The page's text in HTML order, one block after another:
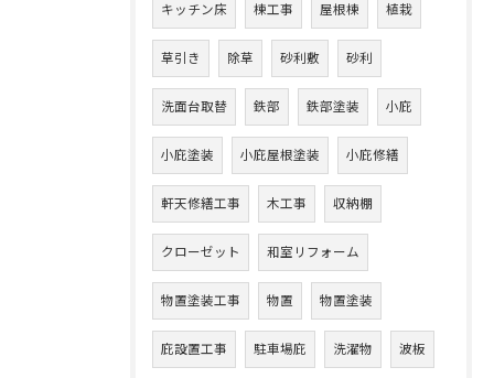
キッチン床 棟工事 屋根棟 植栽
草引き 除草 砂利敷 砂利
洗面台取替 鉄部 鉄部塗装 小庇
小庇塗装 小庇屋根塗装 小庇修繕
軒天修繕工事 木工事 収納棚
クローゼット 和室リフォーム
物置塗装工事 物置 物置塗装
庇設置工事 駐車場庇 洗濯物 波板